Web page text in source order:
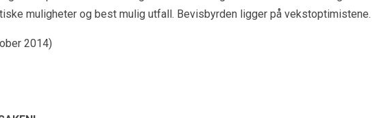
muligheter og best mulig utfall. Bevisbyrden ligger på vekstoptimistene.
2014)